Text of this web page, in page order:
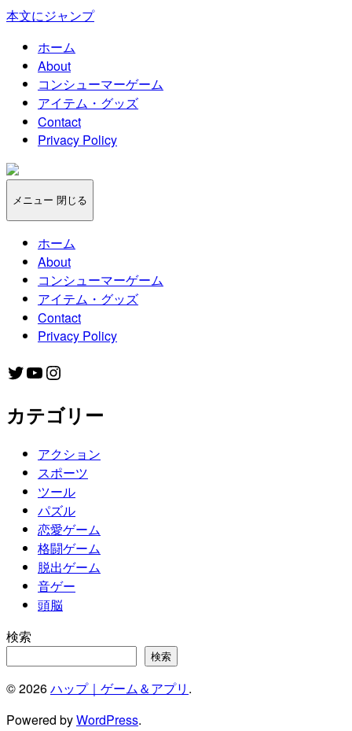
本文にジャンプ
ホーム
About
コンシューマーゲーム
アイテム・グッズ
Contact
Privacy Policy
ハ
プ
｜
ゲ
ー
ム
＆
ア
プ
メニュー 閉じる
ホーム
About
コンシューマーゲーム
アイテム・グッズ
Contact
Privacy Policy
Twitter
YouTube
Instagram
カテゴリー
アクション
スポーツ
ツール
パズル
恋愛ゲーム
格闘ゲーム
脱出ゲーム
音ゲー
頭脳
検索
検索
© 2026ハップ｜ゲーム＆アプリ .
Powered byWordPress.